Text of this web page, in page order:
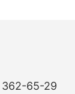
362-65-29